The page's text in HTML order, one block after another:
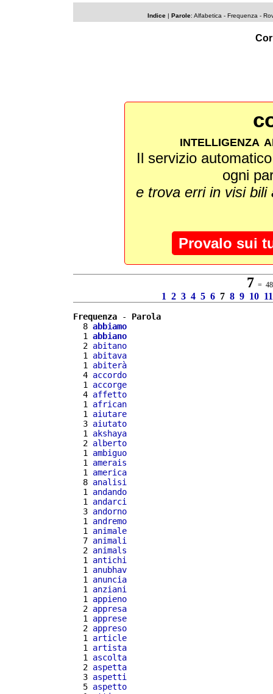
Indice | Parole: Alfabetica - Frequenza -
intelligenza
Il servizio
ogni
e trova erri in visi
Provalo sui
7 =
1 2 3 4 5 6 7 8 9 10 11
Frequenza - Parola
  8
abbiamo
  1
abbiano
  2
abitano
  1
abitava
  1
abiterà
  4
accordo
  1
accorge
  4
affetto
  1
african
  1
aiutare
  3
aiutato
  1
akshaya
  2
alberto
  1
ambiguo
  1
amerais
  1
america
  8
analisi
  1
andando
  1
andarci
  3
andorno
  1
andremo
  1
animale
  7
animali
  2
animals
  1
antichi
  1
anubhav
  1
anuncia
  1
anziani
  1
appieno
  2
appresa
  1
apprese
  2
appreso
  1
article
  1
artista
  1
ascolta
  2
aspetta
  3
aspetti
  5
aspetto